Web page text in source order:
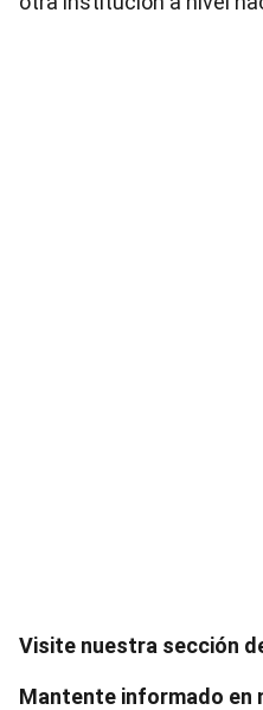
Visite nuestra sección
Mantente informado en